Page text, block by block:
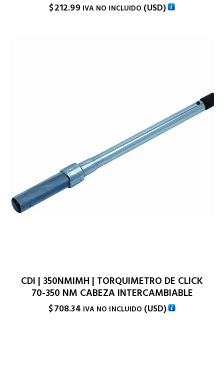
$212.99 IVA NO INCLUIDO (USD)
CDI | 350NMIMH | TORQUIMETRO DE CLICK
70-350 NM CABEZA INTERCAMBIABLE
$708.34 IVA NO INCLUIDO (USD)